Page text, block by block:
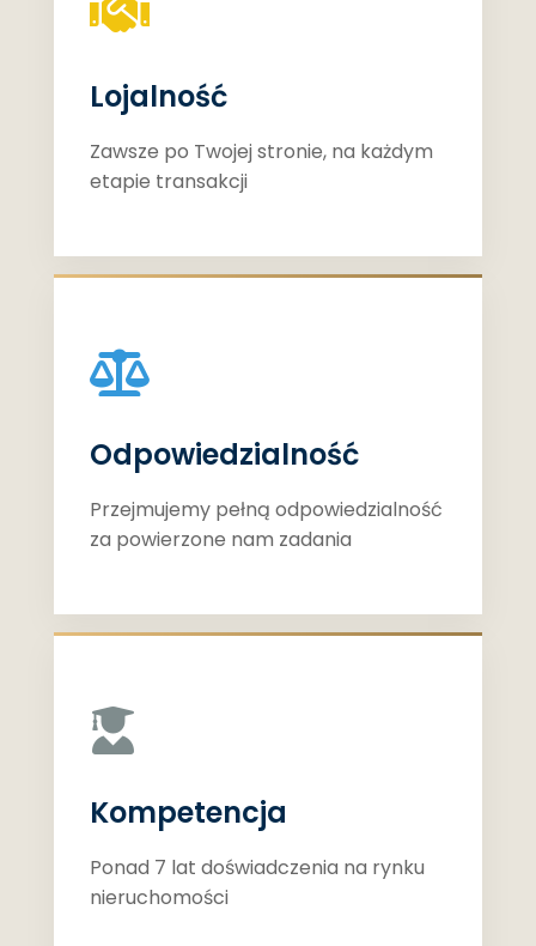
Lojalność
Zawsze po Twojej stronie, na każdym
etapie transakcji
Odpowiedzialność
Przejmujemy pełną odpowiedzialność
za powierzone nam zadania
Kompetencja
Ponad 7 lat doświadczenia na rynku
nieruchomości